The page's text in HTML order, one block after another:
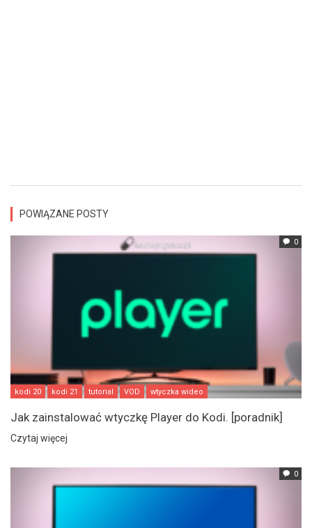
POWIĄZANE POSTY
0
kodi 20 kodi 21 tutorial VOD wtyczka wideo
Jak zainstalować wtyczkę Player do Kodi. [poradnik]
Czytaj więcej
0